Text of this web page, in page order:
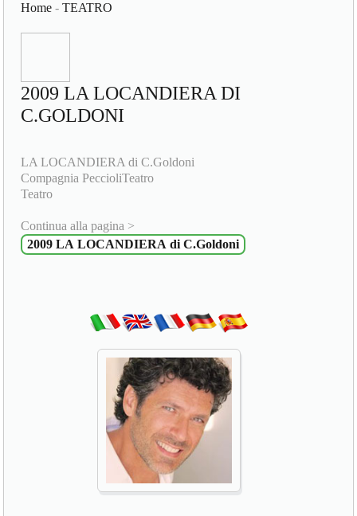
Home -TEATRO
2009 LA LOCANDIERA DI
C.GOLDONI
LA LOCANDIERA di C.Goldoni
Compagnia PeccioliTeatro
Teatro
Continua alla pagina >
2009 LA LOCANDIERA di C.Goldoni